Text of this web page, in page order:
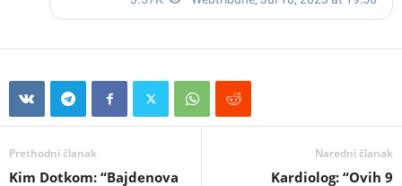
Prethodni članak
Kim Dotkom: “Bajdenova
Naredni članak
Kardiolog: “Ovih 9